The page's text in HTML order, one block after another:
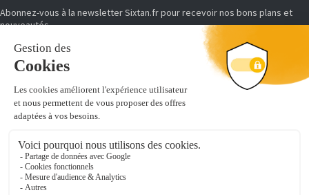
Abonnez-vous à la newsletter Sixtan.fr pour recevoir nos bons plans et
nouveautés
MOYENS DE PAIEMENT
SIXTAN distribue, conditionne et achemine des produits d'équipement et
de prêt à poser de cuisine, salles de bains, placards et dressing.
Découvrez de nombreuses références pour aménager votre intérieur :
module colonne-tablette et penderie pour dressing
bon endroit !
Leader de l'équipement de cuisine en ligne, nous sommes distributeurs de
marques professionnelles, gage de qualité et de sérénité.
Nous mettons à jour nos produits quotidiennement sur notre site. Notre